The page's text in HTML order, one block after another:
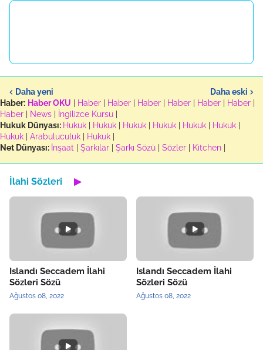
Daha yeni
Daha eski
Haber: Haber OKU Haber Haber Haber Haber Haber Haber
Haber
News İngilizce Kursu
Hukuk Dünyası: Hukuk Hukuk Hukuk Hukuk Hukuk Hukuk
Hukuk
Arabuluculuk Hukuk
Net Dünyası: İnşaat Şarkılar Şarkı Sözü Sözler Kitchen
İlahi Sözleri ▶
Islandı Seccadem İlahi
Sözleri Sözü
Ağustos 08, 2022
Islandı Seccadem İlahi
Sözleri Sözü
Ağustos 08, 2022